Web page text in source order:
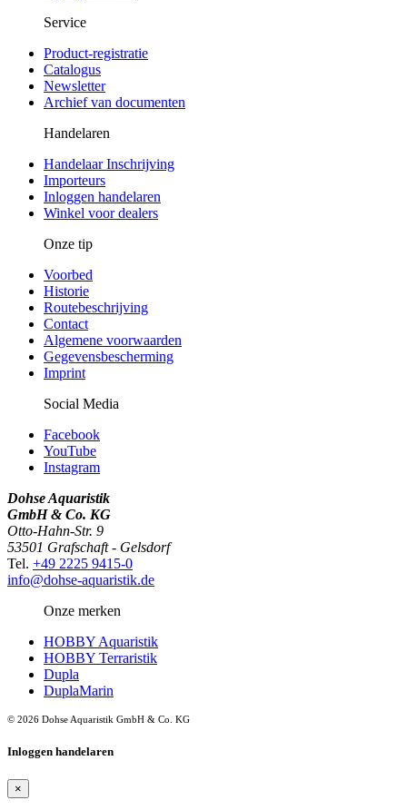
Service
Product-registratie
Catalogus
Newsletter
Archief van documenten
Handelaren
Handelaar Inschrijving
Importeurs
Inloggen handelaren
Winkel voor dealers
Onze tip
Voorbed
Historie
Routebeschrijving
Contact
Algemene voorwaarden
Gegevensbescherming
Imprint
Social Media
Facebook
YouTube
Instagram
Dohse Aquaristik
GmbH & Co. KG
Otto-Hahn-Str. 9
53501 Grafschaft - Gelsdorf
Tel. +49 2225 9415-0
info@dohse-aquaristik.de
Onze merken
HOBBY Aquaristik
HOBBY Terraristik
Dupla
DuplaMarin
© 2026 Dohse Aquaristik GmbH & Co. KG
Inloggen handelaren
×